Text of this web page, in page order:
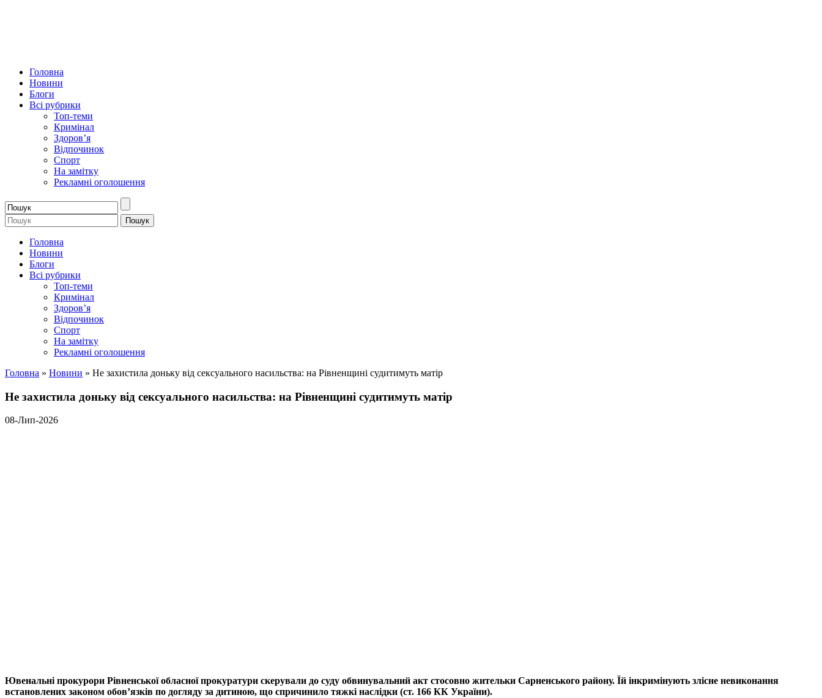
Головна
Новини
Блоги
Всі рубрики
Топ-теми
Кримінал
Здоров’я
Відпочинок
Спорт
На замітку
Рекламні оголошення
Головна
Новини
Блоги
Всі рубрики
Топ-теми
Кримінал
Здоров’я
Відпочинок
Спорт
На замітку
Рекламні оголошення
Головна » Новини » Не захистила доньку від сексуального насильства: на Рівненщині судитимуть матір
Не захистила доньку від сексуального насильства: на Рівненщині судитимуть матір
08-Лип-2026
Ювенальні прокурори Рівненської обласної прокуратури скерували до суду обвинувальний акт стосовно жительки Сарненського району. Їй інкримінують злісне невиконання
встановлених законом обов’язків по догляду за дитиною, що спричинило тяжкі наслідки (ст. 166 КК України).